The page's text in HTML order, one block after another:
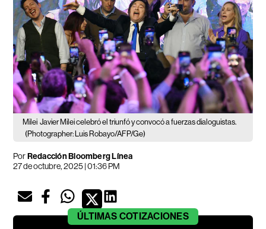
Milei Javier Milei celebró el triunfó y convocó a fuerzas dialoguistas.
(Photographer: Luis Robayo/AFP/Ge)
PorRedacción Bloomberg Línea
27 de octubre, 2025 | 01:36 PM
ÚLTIMAS COTIZACIONES